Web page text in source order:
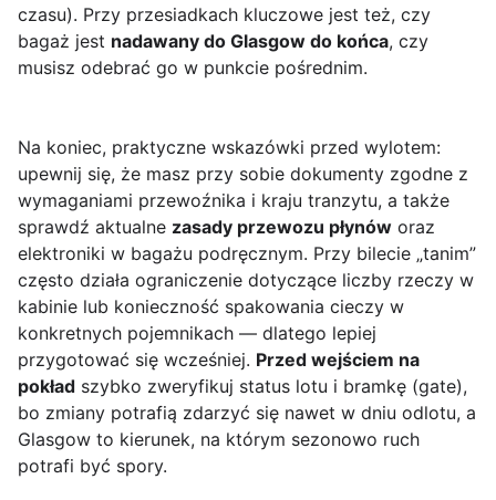
czasu). Przy przesiadkach kluczowe jest też, czy
bagaż jest nadawany do Glasgow do końca, czy
musisz odebrać go w punkcie pośrednim.
Na koniec, praktyczne wskazówki przed wylotem:
upewnij się, że masz przy sobie dokumenty zgodne z
wymaganiami przewoźnika i kraju tranzytu, a także
sprawdź aktualne zasady przewozu płynów oraz
elektroniki w bagażu podręcznym. Przy bilecie „tanim”
często działa ograniczenie dotyczące liczby rzeczy w
kabinie lub konieczność spakowania cieczy w
konkretnych pojemnikach — dlatego lepiej
przygotować się wcześniej. Przed wejściem na
pokład szybko zweryfikuj status lotu i bramkę (gate),
bo zmiany potrafią zdarzyć się nawet w dniu odlotu, a
Glasgow to kierunek, na którym sezonowo ruch
potrafi być spory.